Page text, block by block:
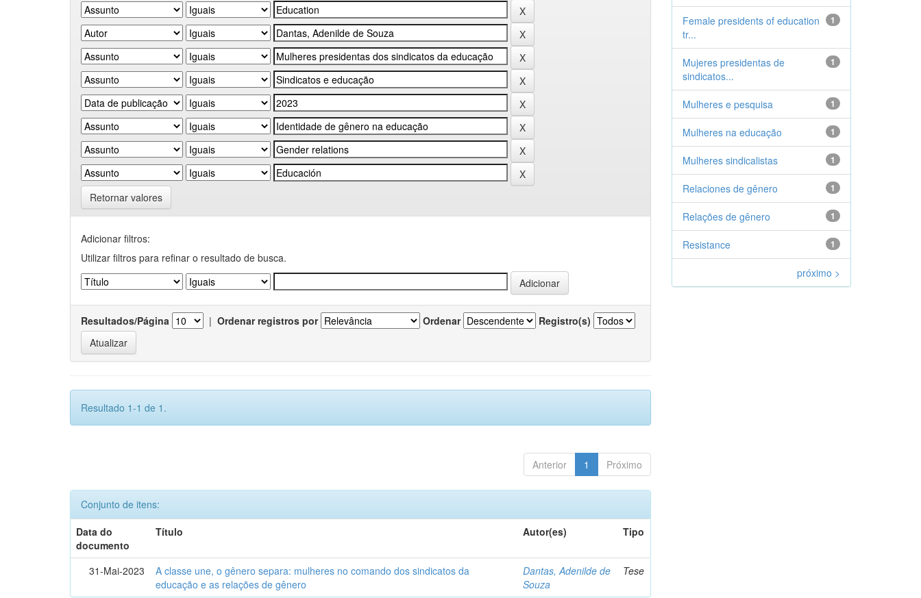
Retornar valores
Adicionar filtros:
Utilizar filtros para refinar o resultado de busca.
Resultados/Página | Ordenar registros por Ordenar Registro(s)
Resultado 1-1 de 1.
Anterior 1 Próximo
Conjunto de itens:
Data do
documento
Título Autor(es) Tipo
31-Mai-2023
A classe une, o gênero separa: mulheres no comando dos sindicatos da
educação e as relações de gênero
Dantas, Adenilde de
Souza
Tese
1
Female presidents of education
tr...
1
Mujeres presidentas de
sindicatos...
1
Mulheres e pesquisa
1
Mulheres na educação
1
Mulheres sindicalistas
1
Relaciones de gênero
1
Relações de gênero
1
Resistance
próximo >